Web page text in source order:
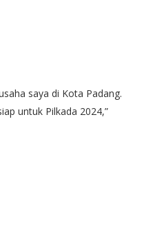
saya di Kota Padang.
untuk Pilkada 2024,”